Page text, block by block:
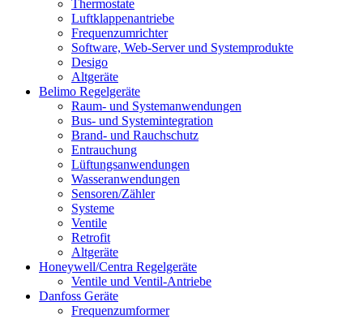
Thermostate
Luftklappenantriebe
Frequenzumrichter
Software, Web-Server und Systemprodukte
Desigo
Altgeräte
Belimo Regelgeräte
Raum- und Systemanwendungen
Bus- und Systemintegration
Brand- und Rauchschutz
Entrauchung
Lüftungsanwendungen
Wasseranwendungen
Sensoren/Zähler
Systeme
Ventile
Retrofit
Altgeräte
Honeywell/Centra Regelgeräte
Ventile und Ventil-Antriebe
Danfoss Geräte
Frequenzumformer